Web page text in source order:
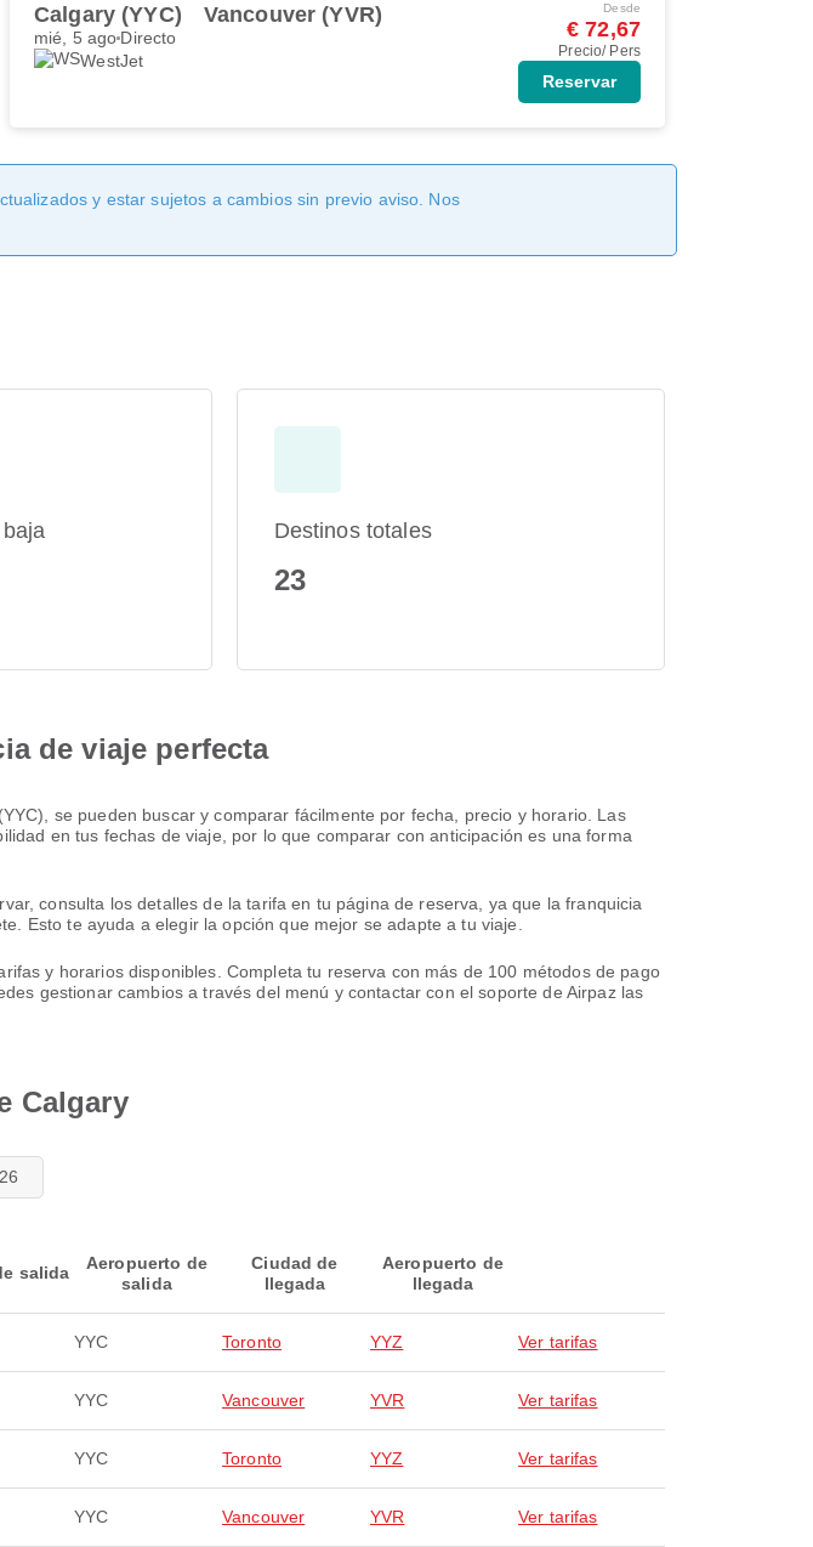
Calgary (YYC) Vancouver (YVR)
mié, 5 ago Directo
WestJet
Desde
€ 72,67
Precio/ Pers
Reservar
y estar sujetos a cambios sin previo aviso. Nos
Destinos totales
23
de viaje perfecta
se pueden buscar y comparar fácilmente por fecha, precio y horario. Las
en tus fechas de viaje, por lo que comparar con anticipación es una forma
consulta los detalles de la tarifa en tu página de reserva, ya que la franquicia
Esto te ayuda a elegir la opción que mejor se adapte a tu viaje.
y horarios disponibles. Completa tu reserva con más de 100 métodos de pago
gestionar cambios a través del menú y contactar con el soporte de Airpaz las
Calgary
salida
Aeropuerto de
salida
Ciudad de
llegada
Aeropuerto de
llegada
YYC Toronto YYZ Ver tarifas
YYC Vancouver YVR Ver tarifas
YYC Toronto YYZ Ver tarifas
YYC Vancouver YVR Ver tarifas